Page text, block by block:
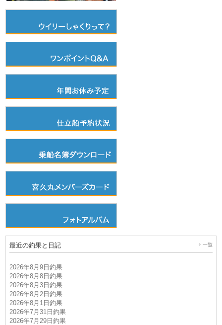
最近の釣果と日記 一覧
2026年8月9日釣果
2026年8月8日釣果
2026年8月3日釣果
2026年8月2日釣果
2026年8月1日釣果
2026年7月31日釣果
2026年7月29日釣果